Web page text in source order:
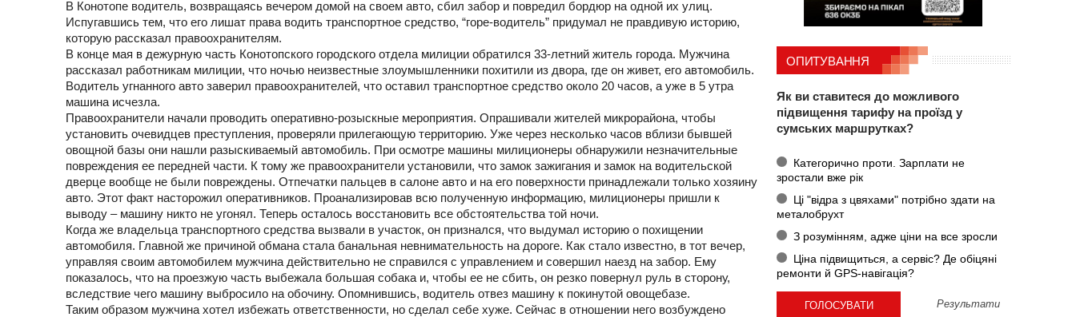
В Конотопе водитель, возвращаясь вечером домой на своем авто, сбил забор и повредил бордюр на одной их улиц.
Испугавшись тем, что его лишат права водить транспортное средство, “горе-водитель” придумал не правдивую историю,
которую рассказал правоохранителям.
В конце мая в дежурную часть Конотопского городского отдела милиции обратился 33-летний житель города. Мужчина
рассказал работникам милиции, что ночью неизвестные злоумышленники похитили из двора, где он живет, его автомобиль.
Водитель угнанного авто заверил правоохранителей, что оставил транспортное средство около 20 часов, а уже в 5 утра
машина исчезла.
Правоохранители начали проводить оперативно-розыскные мероприятия. Опрашивали жителей микрорайона, чтобы
установить очевидцев преступления, проверяли прилегающую территорию. Уже через несколько часов вблизи бывшей
овощной базы они нашли разыскиваемый автомобиль. При осмотре машины милиционеры обнаружили незначительные
повреждения ее передней части. К тому же правоохранители установили, что замок зажигания и замок на водительской
дверце вообще не были повреждены. Отпечатки пальцев в салоне авто и на его поверхности принадлежали только хозяину
авто. Этот факт насторожил оперативников. Проанализировав всю полученную информацию, милиционеры пришли к
выводу – машину никто не угонял. Теперь осталось восстановить все обстоятельства той ночи.
Когда же владельца транспортного средства вызвали в участок, он признался, что выдумал историю о похищении
автомобиля. Главной же причиной обмана стала банальная невнимательность на дороге. Как стало известно, в тот вечер,
управляя своим автомобилем мужчина действительно не справился с управлением и совершил наезд на забор. Ему
показалось, что на проезжую часть выбежала большая собака и, чтобы ее не сбить, он резко повернул руль в сторону,
вследствие чего машину выбросило на обочину. Опомнившись, водитель отвез машину к покинутой овощебазе.
Таким образом мужчина хотел избежать ответственности, но сделал себе хуже. Сейчас в отношении него возбуждено
ОПИТУВАННЯ
Як ви ставитеся до можливого
підвищення тарифу на проїзд у
сумських маршрутках?
Категорично проти. Зарплати не
зростали вже рік
Ці "відра з цвяхами" потрібно здати на
металобрухт
З розумінням, адже ціни на все зросли
Ціна підвищиться, а сервіс? Де обіцяні
ремонти й GPS-навігація?
Результати